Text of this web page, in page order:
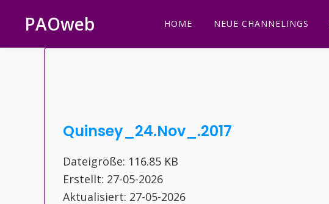
Hauptnavigation
springen
Inhalt
springen
Seitenspalte
springen
Fußzeile
springen
PAOweb HOME NEUE CHANNELINGS
Quinsey_24.Nov_.2017
Dateigröße: 116.85 KB
Erstellt: 27-05-2026
Aktualisiert: 27-05-2026